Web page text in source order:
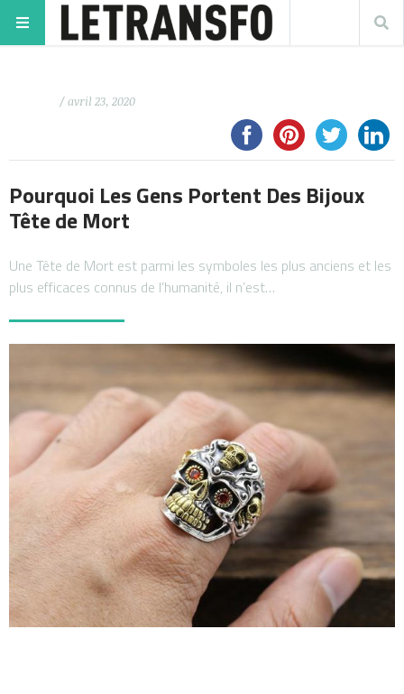
/ avril 23, 2020
Pourquoi Les Gens Portent Des Bijoux
Tête de Mort
Une Tête de Mort est parmi les symboles les plus anciens et les
plus efficaces connus de l’humanité, il n’est…